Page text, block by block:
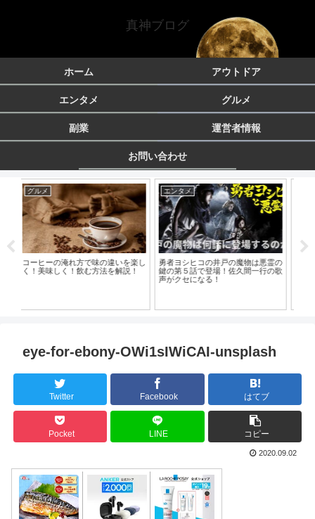
真神ブログ
ホーム アウトドア
エンタメ グルメ
副業 運営者情報
お問い合わせ
井戸の魔物は悪霊の
場！佐久間一行の歌
アウトドア
北海道静内漁港で釣り！チカ釣りの
ポイントと周辺施設を紹介
アウトドア
燻製が初心者でも失敗し
やポイントとオススメ食
eye-for-ebony-OWi1sIWiCAI-unsplash
Twitter Facebook はてブ
Pocket LINE コピー
2020.09.02